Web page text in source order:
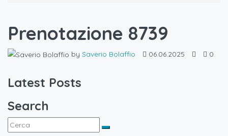
Prenotazione 8739
by Saverio Bolaffio 06.06.2025 0
Latest Posts
Search